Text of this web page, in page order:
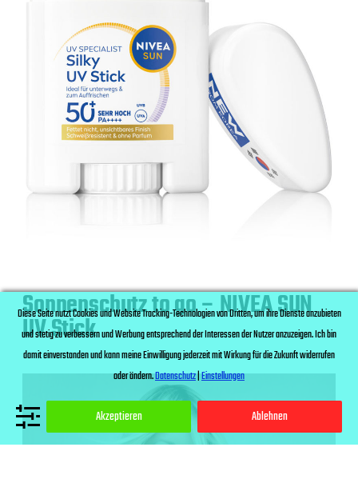
Sonnenschutz to go – NIVEA SUN
UV Stick
Diese Seite nutzt Cookies und Website Tracking-Technologien von Dritten, um ihre Dienste anzubieten
und stetig zu verbessern und Werbung entsprechend der Interessen der Nutzer anzuzeigen. Ich bin
damit einverstanden und kann meine Einwilligung jederzeit mit Wirkung für die Zukunft widerrufen
oder ändern.Datenschutz|Einstellungen
Akzeptieren Ablehnen